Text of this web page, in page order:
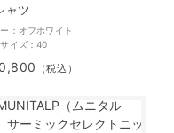
ャツ
：オフホワイト
イズ：40
（税込）